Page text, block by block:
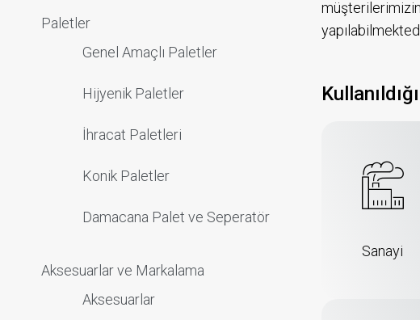
Paletler
Genel Amaçlı Paletler
Hijyenik Paletler
İhracat Paletleri
Konik Paletler
Damacana Palet ve Seperatör
Aksesuarlar ve Markalama
Aksesuarlar
Sanayi